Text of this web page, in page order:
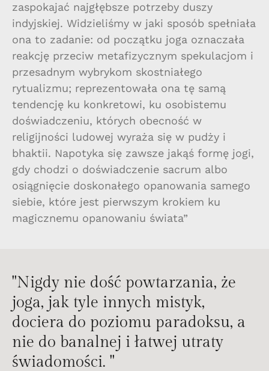
zaspokajać najgłębsze potrzeby duszy
indyjskiej. Widzieliśmy w jaki sposób spełniała
ona to zadanie: od początku joga oznaczała
reakcję przeciw metafizycznym spekulacjom i
przesadnym wybrykom skostniałego
rytualizmu; reprezentowała ona tę samą
tendencję ku konkretowi, ku osobistemu
doświadczeniu, których obecność w
religijności ludowej wyraża się w pudży i
bhaktii. Napotyka się zawsze jakąś formę jogi,
gdy chodzi o doświadczenie sacrum albo
osiągnięcie doskonałego opanowania samego
siebie, które jest pierwszym krokiem ku
magicznemu opanowaniu świata”
"Nigdy nie dość powtarzania, że
joga, jak tyle innych mistyk,
dociera do poziomu paradoksu, a
nie do banalnej i łatwej utraty
świadomości. "